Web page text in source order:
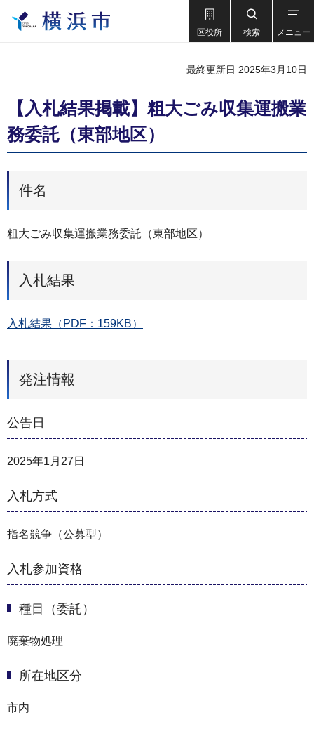
区役所 検索 メニュー
最終更新日 2025年3月10日
【入札結果掲載】粗大ごみ収集運搬業
務委託（東部地区）
件名
粗大ごみ収集運搬業務委託（東部地区）
入札結果
入札結果（PDF：159KB）
発注情報
公告日
2025年1月27日
入札方式
指名競争（公募型）
入札参加資格
種目（委託）
廃棄物処理
所在地区分
市内